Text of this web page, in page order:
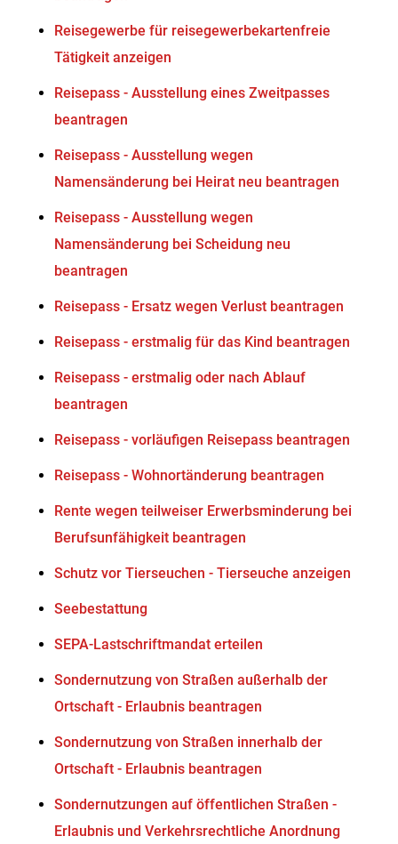
Reisegewerbe für reisegewerbekartenfreie
Tätigkeit anzeigen
Reisepass - Ausstellung eines Zweitpasses
beantragen
Reisepass - Ausstellung wegen
Namensänderung bei Heirat neu beantragen
Reisepass - Ausstellung wegen
Namensänderung bei Scheidung neu
beantragen
Reisepass - Ersatz wegen Verlust beantragen
Reisepass - erstmalig für das Kind beantragen
Reisepass - erstmalig oder nach Ablauf
beantragen
Reisepass - vorläufigen Reisepass beantragen
Reisepass - Wohnortänderung beantragen
Rente wegen teilweiser Erwerbsminderung bei
Berufsunfähigkeit beantragen
Schutz vor Tierseuchen - Tierseuche anzeigen
Seebestattung
SEPA-Lastschriftmandat erteilen
Sondernutzung von Straßen außerhalb der
Ortschaft - Erlaubnis beantragen
Sondernutzung von Straßen innerhalb der
Ortschaft - Erlaubnis beantragen
Sondernutzungen auf öffentlichen Straßen -
Erlaubnis und Verkehrsrechtliche Anordnung